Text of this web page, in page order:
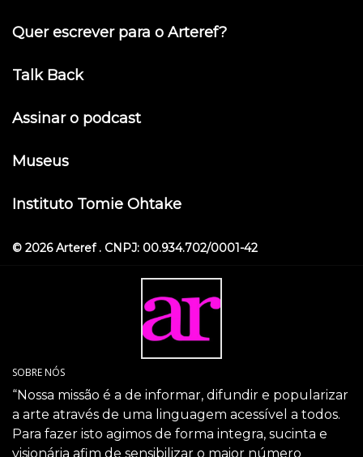
Quer escrever para o Arteref?
Talk Back
Assinar o podcast
Museus
Instituto Tomie Ohtake
© 2026 Arteref . CNPJ: 00.934.702/0001-42
SOBRE NÓS
“Nossa missão é a de informar, difundir e popularizar
a arte através de uma linguagem acessível a todos.
Para fazer isto agimos de forma integra, sucinta e
visionária afim de sensibilizar o maior número